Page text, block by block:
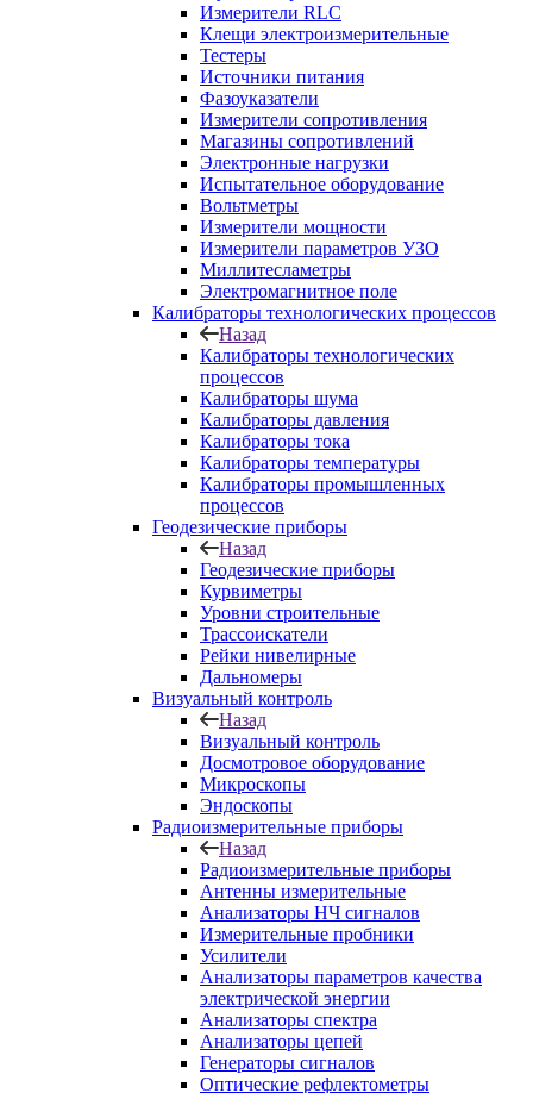
Измерители RLC
Клещи электроизмерительные
Тестеры
Источники питания
Фазоуказатели
Измерители сопротивления
Магазины сопротивлений
Электронные нагрузки
Испытательное оборудование
Вольтметры
Измерители мощности
Измерители параметров УЗО
Миллитесламетры
Электромагнитное поле
Калибраторы технологических процессов
Назад
Калибраторы технологических
процессов
Калибраторы шума
Калибраторы давления
Калибраторы тока
Калибраторы температуры
Калибраторы промышленных
процессов
Геодезические приборы
Назад
Геодезические приборы
Курвиметры
Уровни строительные
Трассоискатели
Рейки нивелирные
Дальномеры
Визуальный контроль
Назад
Визуальный контроль
Досмотровое оборудование
Микроскопы
Эндоскопы
Радиоизмерительные приборы
Назад
Радиоизмерительные приборы
Антенны измерительные
Анализаторы НЧ сигналов
Измерительные пробники
Усилители
Анализаторы параметров качества
электрической энергии
Анализаторы спектра
Анализаторы цепей
Генераторы сигналов
Оптические рефлектометры